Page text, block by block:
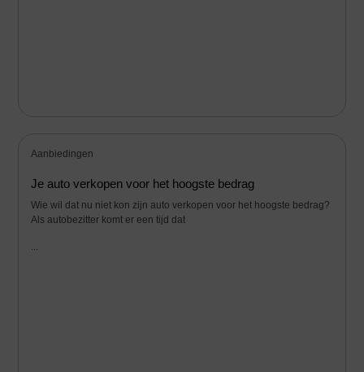
Aanbiedingen
Je auto verkopen voor het hoogste bedrag
Wie wil dat nu niet kon zijn auto verkopen voor het hoogste bedrag?
Als autobezitter komt er een tijd dat